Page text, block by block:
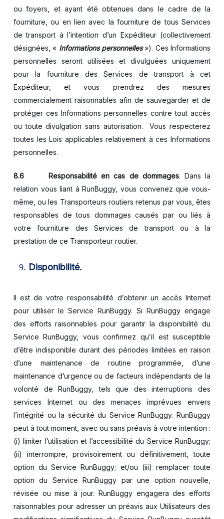
ou foyers, et ayant été obtenues dans le cadre de la
fourniture, ou en lien avec la fourniture de tous Services
de transport à l’intention d’un Expéditeur (collectivement
désignées, « Informations personnelles»). Ces Informations
personnelles seront utilisées et divulguées uniquement
pour la fourniture des Services de transport à cet
Expéditeur, et vous prendrez des mesures
commercialement raisonnables afin de sauvegarder et de
protéger ces Informations personnelles contre tout accès
ou toute divulgation sans autorisation. Vous respecterez
toutes les Lois applicables relativement à ces Informations
personnelles.
8.6 Responsabilité en cas de dommages. Dans la
relation vous liant à RunBuggy, vous convenez que vous-
même, ou les Transporteurs routiers retenus par vous, êtes
responsables de tous dommages causés par ou liés à
votre fourniture des Services de transport ou à la
prestation de ce Transporteur routier.
Disponibilité.
Il est de votre responsabilité d’obtenir un accès Internet
pour utiliser le Service RunBuggy. Si RunBuggy engage
des efforts raisonnables pour garantir la disponibilité du
Service RunBuggy, vous confirmez qu’il est susceptible
d’être indisponible durant des périodes limitées en raison
d’une maintenance de routine programmée, d’une
maintenance d’urgence ou de facteurs indépendants de la
volonté de RunBuggy, tels que des interruptions des
services Internet ou des menaces imprévues envers
l’intégrité ou la sécurité du Service RunBuggy. RunBuggy
peut à tout moment, avec ou sans préavis à votre intention :
(i) limiter l’utilisation et l’accessibilité du Service RunBuggy;
(ii) interrompre, provisoirement ou définitivement, toute
option du Service RunBuggy; et/ou (iii) remplacer toute
option du Service RunBuggy par une option nouvelle,
révisée ou mise à jour. RunBuggy engagera des efforts
raisonnables pour adresser un préavis aux Utilisateurs des